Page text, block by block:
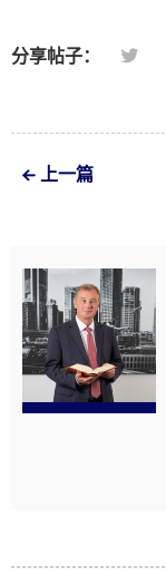
分享帖子：
上一篇